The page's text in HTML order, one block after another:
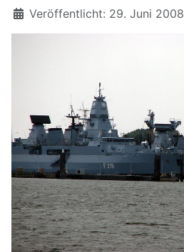
Details
Veröffentlicht: 29. Juni 2008